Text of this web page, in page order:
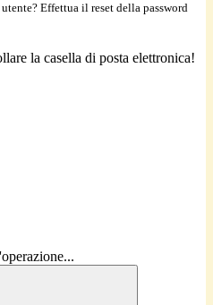
Effettua il reset della password
la casella di posta elettronica!